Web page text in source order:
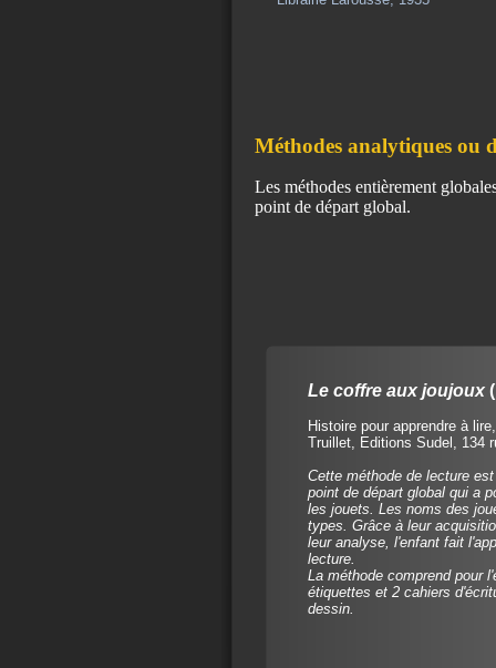
Méthodes analytiques ou
Les méthodes entièrement
point de départ global.
Le coffre aux joujoux
Histoire pour apprendre à
Truillet, Editions Sudel, 134
Cette méthode de lecture
point de départ global qui a
les jouets. Les noms des
types. Grâce à leur
leur analyse, l'enfant fait
lecture.
La méthode comprend pour
étiquettes et 2 cahiers
dessin.